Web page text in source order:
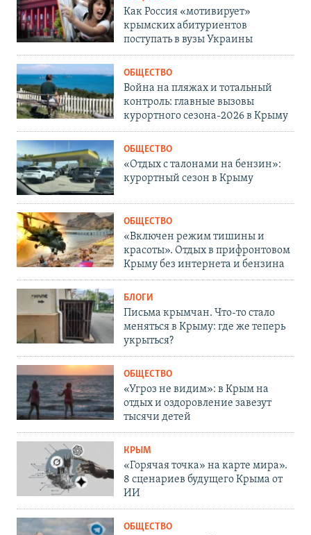
Как Россия «мотивирует»
крымских абитуриентов
поступать в вузы Украины
ОБЩЕСТВО
Война на пляжах и тотальный
контроль: главные вызовы
курортного сезона-2026 в Крыму
ОБЩЕСТВО
«Отдых с талонами на бензин»:
курортный сезон в Крыму
ОБЩЕСТВО
«Включен режим тишины и
красоты». Отдых в прифронтовом
Крыму без интернета и бензина
БЛОГИ
Письма крымчан. Что-то стало
меняться в Крыму: где же теперь
укрыться?
ОБЩЕСТВО
«Угроз не видим»: в Крым на
отдых и оздоровление завезут
тысячи детей
КРЫМ
«Горячая точка» на карте мира».
8 сценариев будущего Крыма от
ИИ
ОБЩЕСТВО